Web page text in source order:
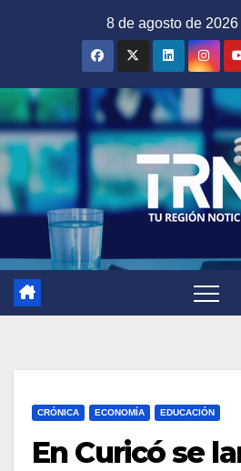
8 de agosto de 2026
CRÓNICA ECONOMÍA EDUCACIÓN
En Curicó se